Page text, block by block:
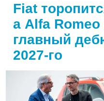
Fiat
а Alfa Romeo
главный
2027-го